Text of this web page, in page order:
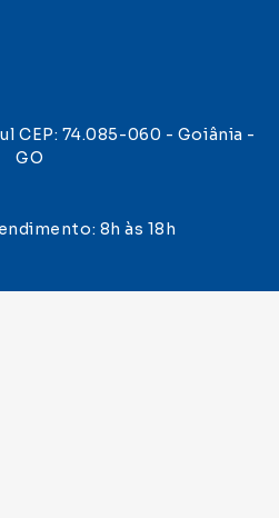
CEP: 74.085-060 - Goiânia -
GO
8h às 18h